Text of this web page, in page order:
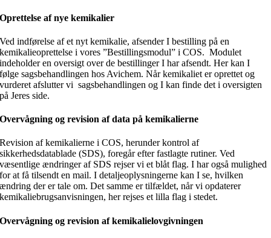
Oprettelse af nye kemikalier
Ved indførelse af et nyt kemikalie, afsender I bestilling på en
kemikalieoprettelse i vores ”Bestillingsmodul” i COS. Modulet
indeholder en oversigt over de bestillinger I har afsendt. Her kan I
følge sagsbehandlingen hos Avichem. Når kemikaliet er oprettet og
vurderet afslutter vi sagsbehandlingen og I kan finde det i oversigten
på Jeres side.
Overvågning og revision af data på kemikalierne
Revision af kemikalierne i COS, herunder kontrol af
sikkerhedsdatablade (SDS), foregår efter fastlagte rutiner. Ved
væsentlige ændringer af SDS rejser vi et blåt flag. I har også mulighed
for at få tilsendt en mail. I detaljeoplysningerne kan I se, hvilken
ændring der er tale om. Det samme er tilfældet, når vi opdaterer
kemikaliebrugsanvisningen, her rejses et lilla flag i stedet.
Overvågning og revision af kemikalielovgivningen